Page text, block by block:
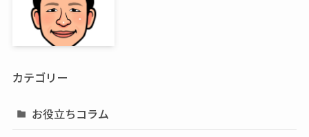
カテゴリー
お役立ちコラム